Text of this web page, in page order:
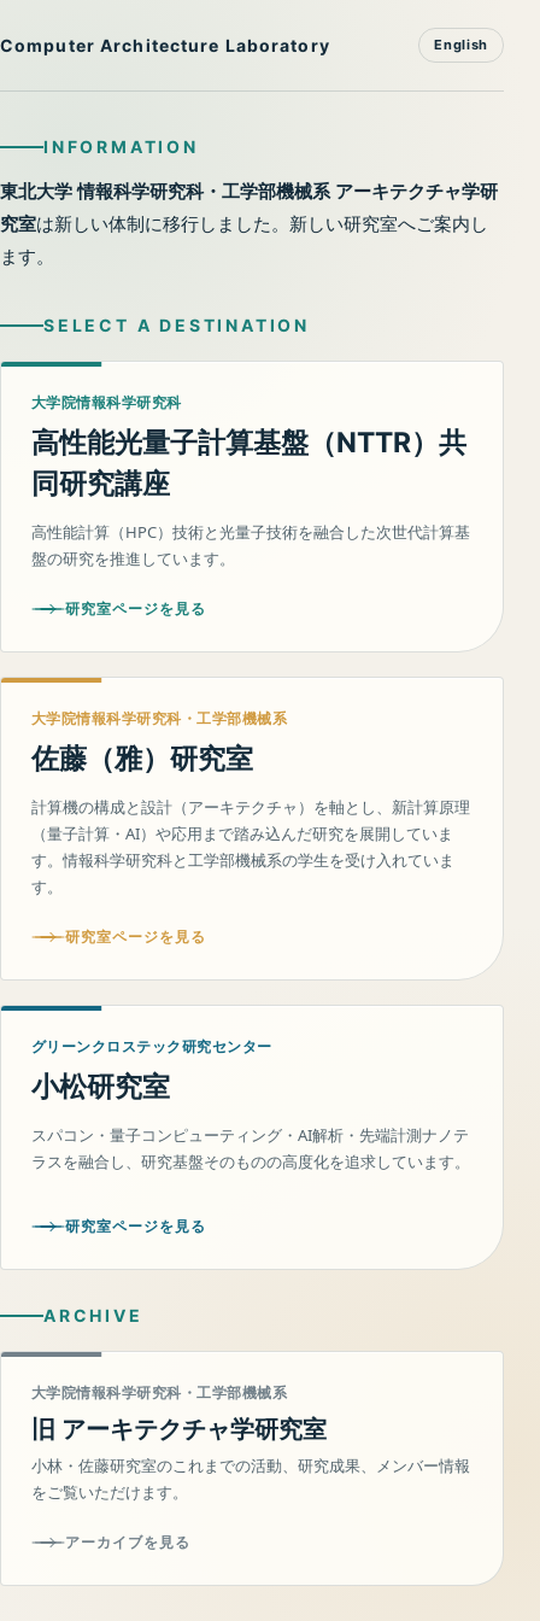
Computer Architecture Laboratory English
INFORMATION
東北大学 情報科学研究科・工学部機械系 アーキテクチャ学研
究室は新しい体制に移行しました。新しい研究室へご案内し
ます。
SELECT A DESTINATION
大学院情報科学研究科
高性能光量子計算基盤（NTTR）共
同研究講座
高性能計算（HPC）技術と光量子技術を融合した次世代計算基
盤の研究を推進しています。
研究室ページを見る
大学院情報科学研究科・工学部機械系
佐藤（雅）研究室
計算機の構成と設計（アーキテクチャ）を軸とし、新計算原理
（量子計算・AI）や応用まで踏み込んだ研究を展開していま
す。情報科学研究科と工学部機械系の学生を受け入れていま
す。
研究室ページを見る
グリーンクロステック研究センター
小松研究室
スパコン・量子コンピューティング・AI解析・先端計測ナノテ
ラスを融合し、研究基盤そのものの高度化を追求しています。
研究室ページを見る
ARCHIVE
大学院情報科学研究科・工学部機械系
旧 アーキテクチャ学研究室
小林・佐藤研究室のこれまでの活動、研究成果、メンバー情報
をご覧いただけます。
アーカイブを見る